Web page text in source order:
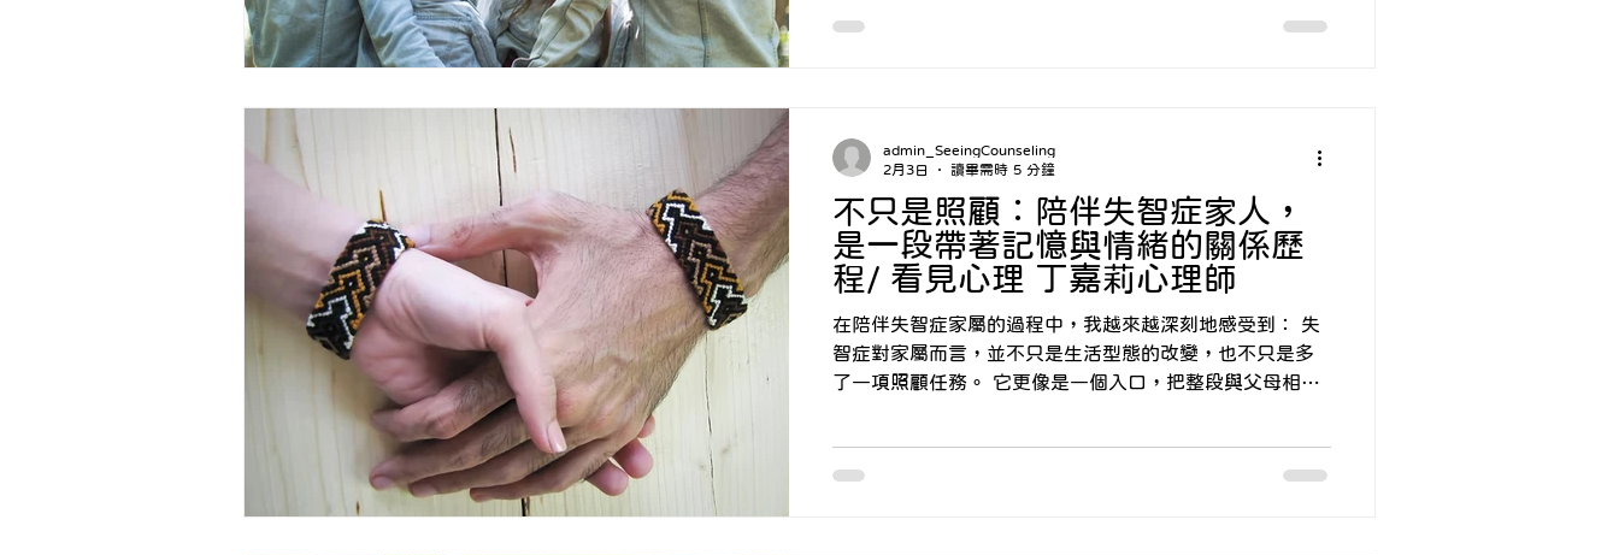
孩子深深的愛與擔憂。明明知道生氣解決不了問題，卻在
「負擔」。 我們心急如焚地想在背後推孩子一把，希望他
們少走一點冤枉路，卻沒發現孩子在一次次的比較與分數
評比中，正悄悄地弄丟了自信，變得害怕失敗、不敢嘗試
不只是照顧：陪伴失智症家人，
是一段帶著記憶與情緒的關係歷
程/ 看見心理 丁嘉莉心理師
在陪伴失智症家屬的過程中，我越來越深刻地感受到： 失
智症對家屬而言，並不只是生活型態的改變，也不只是多
了一項照顧任務。 它更像是一個入口，把整段與父母相處
不知道該如何安放內心的傷以及眼前需要照顧的家人； 也
admin_SeeingCounseling
2月3日
讀畢需時 5 分鐘